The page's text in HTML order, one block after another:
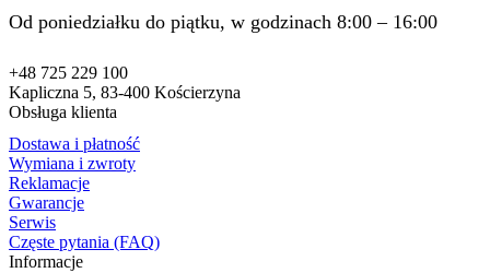
Od poniedziałku do piątku, w godzinach 8:00 – 16:00
+48 725 229 100
Kapliczna 5, 83-400 Kościerzyna
Obsługa klienta
Dostawa i płatność
Wymiana i zwroty
Reklamacje
Gwarancje
Serwis
Częste pytania (FAQ)
Informacje